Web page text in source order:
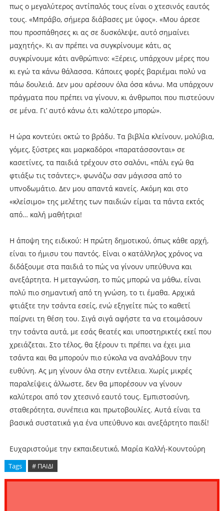
πως ο μεγαλύτερος αντίπαλός τους είναι ο χτεσινός εαυτός
τους. «Μπράβο, σήμερα διάβασες με ύφος». «Μου άρεσε
που προσπάθησες κι ας σε δυσκόλεψε, αυτό σημαίνει
μαχητής». Κι αν πρέπει να συγκρίνουμε κάτι, ας
συγκρίνουμε κάτι ανθρώπινο: «Ξέρεις, υπάρχουν μέρες που
κι εγώ τα κάνω θάλασσα. Κάποιες φορές βαριέμαι πολύ να
πάω δουλειά. Δεν μου αρέσουν όλα όσα κάνω. Μα υπάρχουν
πράγματα που πρέπει να γίνουν, κι άνθρωποι που πιστεύουν
σε μένα. Γι’ αυτό κάνω ό,τι καλύτερο μπορώ».
Η ώρα κοντεύει οκτώ το βράδυ. Τα βιβλία κλείνουν, μολύβια,
γόμες, ξύστρες και μαρκαδόροι «παρατάσσονται» σε
κασετίνες, τα παιδιά τρέχουν στο σαλόνι, «πάλι εγώ θα
φτιάξω τις τσάντες;», φωνάζω σαν μάγισσα από το
υπνοδωμάτιο. Δεν μου απαντά κανείς. Ακόμη και στο
«κλείσιμο» της μελέτης των παιδιών είμαι τα πάντα εκτός
από… καλή μαθήτρια!
Η άποψη της ειδικού: Η πρώτη δημοτικού, όπως κάθε αρχή,
είναι το ήμισυ του παντός. Είναι ο κατάλληλος χρόνος να
διδάξουμε στα παιδιά το πώς να γίνουν υπεύθυνα και
ανεξάρτητα. Η μεταγνώση, το πώς μπορώ να μάθω, είναι
πολύ πιο σημαντική από τη γνώση, το τι έμαθα. Αρχικά
φτιάξτε την τσάντα εσείς, ενώ εξηγείτε πώς το καθετί
παίρνει τη θέση του. Σιγά σιγά αφήστε τα να ετοιμάσουν
την τσάντα αυτά, με εσάς θεατές και υποστηρικτές εκεί που
χρειάζεται. Στο τέλος, θα ξέρουν τι πρέπει να έχει μια
τσάντα και θα μπορούν πιο εύκολα να αναλάβουν την
ευθύνη. Ας μη γίνουν όλα στην εντέλεια. Χωρίς μικρές
παραλείψεις άλλωστε, δεν θα μπορέσουν να γίνουν
καλύτεροι από τον χτεσινό εαυτό τους. Εμπιστοσύνη,
σταθερότητα, συνέπεια και πρωτοβουλίες. Αυτά είναι τα
βασικά συστατικά για ένα υπεύθυνο και ανεξάρτητο παιδί!
Ευχαριστούμε την εκπαιδευτικό, Μαρία Καλλή-Κουντούρη
Tags # ΠΑΙΔΙ